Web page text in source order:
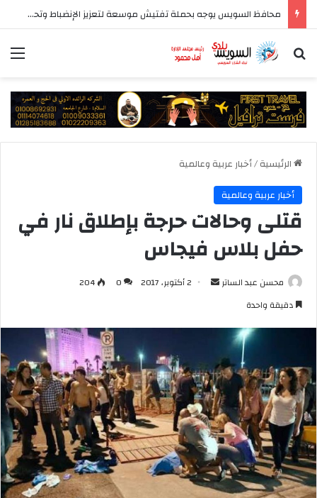
محافظ السويس يوجه بحملة تفتيش موسعة لتعزيز الإنضباط وتحسين مستوى الخدمات بأحياء المحافظة
بحث عن
الرئيسية/أخبار عربية وعالمية
أخبار عربية وعالمية
قتلى وحالات حرجة بإطلاق نار في
حفل بلاس فيجاس
محسن عبد الساتر
أرسل 2 أكتوبر، 2017 0
204
دقيقة واحدة